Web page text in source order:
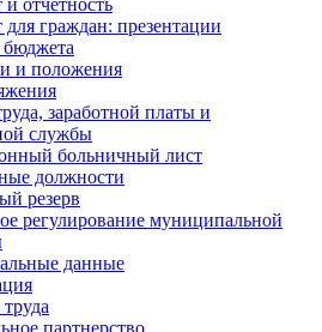
отчетность
граждан: презентации
и положения
заработной платы и
службы
больничный лист
должности
резерв
регулирование муниципальной
данные
партнерство